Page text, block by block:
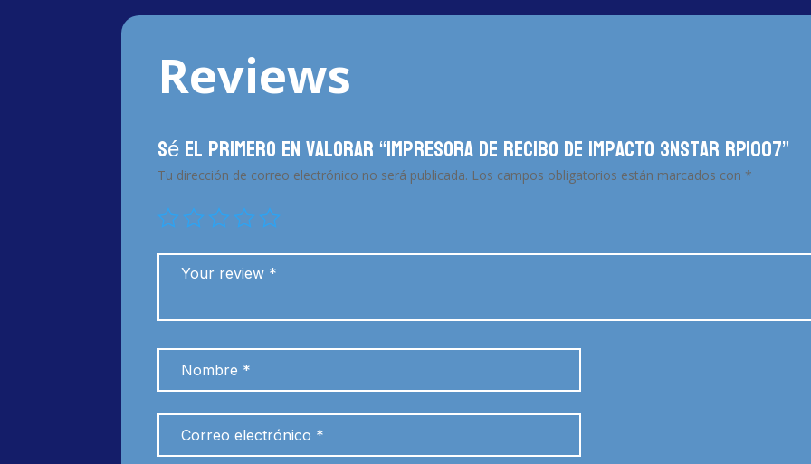
Reviews
Sé el primero en valorar “Impresora de Recibo de Impacto 3nStar RPI007”
Tu dirección de correo electrónico no será publicada. Los campos obligatorios están marcados con*